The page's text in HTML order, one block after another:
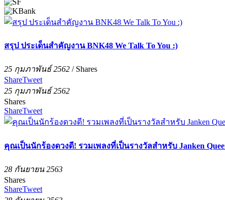
สรุป ประเด็นสำคัญงาน BNK48 We Talk To You :)
25 กุมภาพันธ์ 2562 / Shares
ShareTweet
25 กุมภาพันธ์ 2562
Shares
ShareTweet
คุณเป็นนักร้องดวงดี! รวมเพลงที่เป็นรางวัลสำหรับ Janken
28 กันยายน 2563
Shares
ShareTweet